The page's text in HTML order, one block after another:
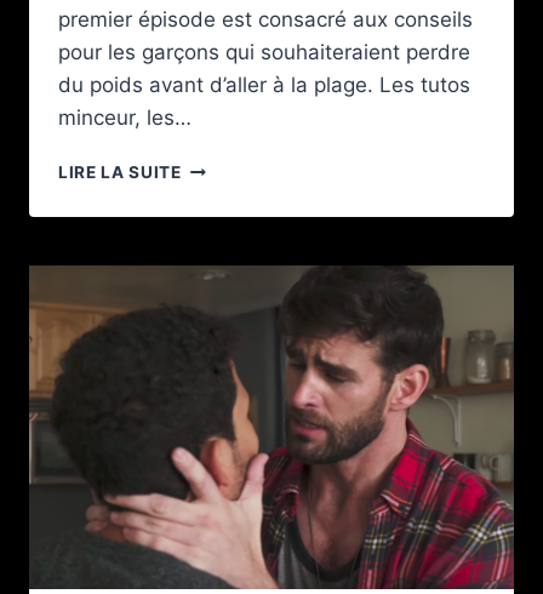
premier épisode est consacré aux conseils
pour les garçons qui souhaiteraient perdre
du poids avant d’aller à la plage. Les tutos
minceur, les…
LIRE LA SUITEMIKE
ET
COMPLEXES
DE